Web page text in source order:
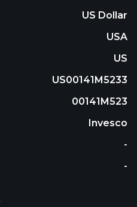
US Dollar
USA
US
US00141M5233
00141M523
Invesco
-
-